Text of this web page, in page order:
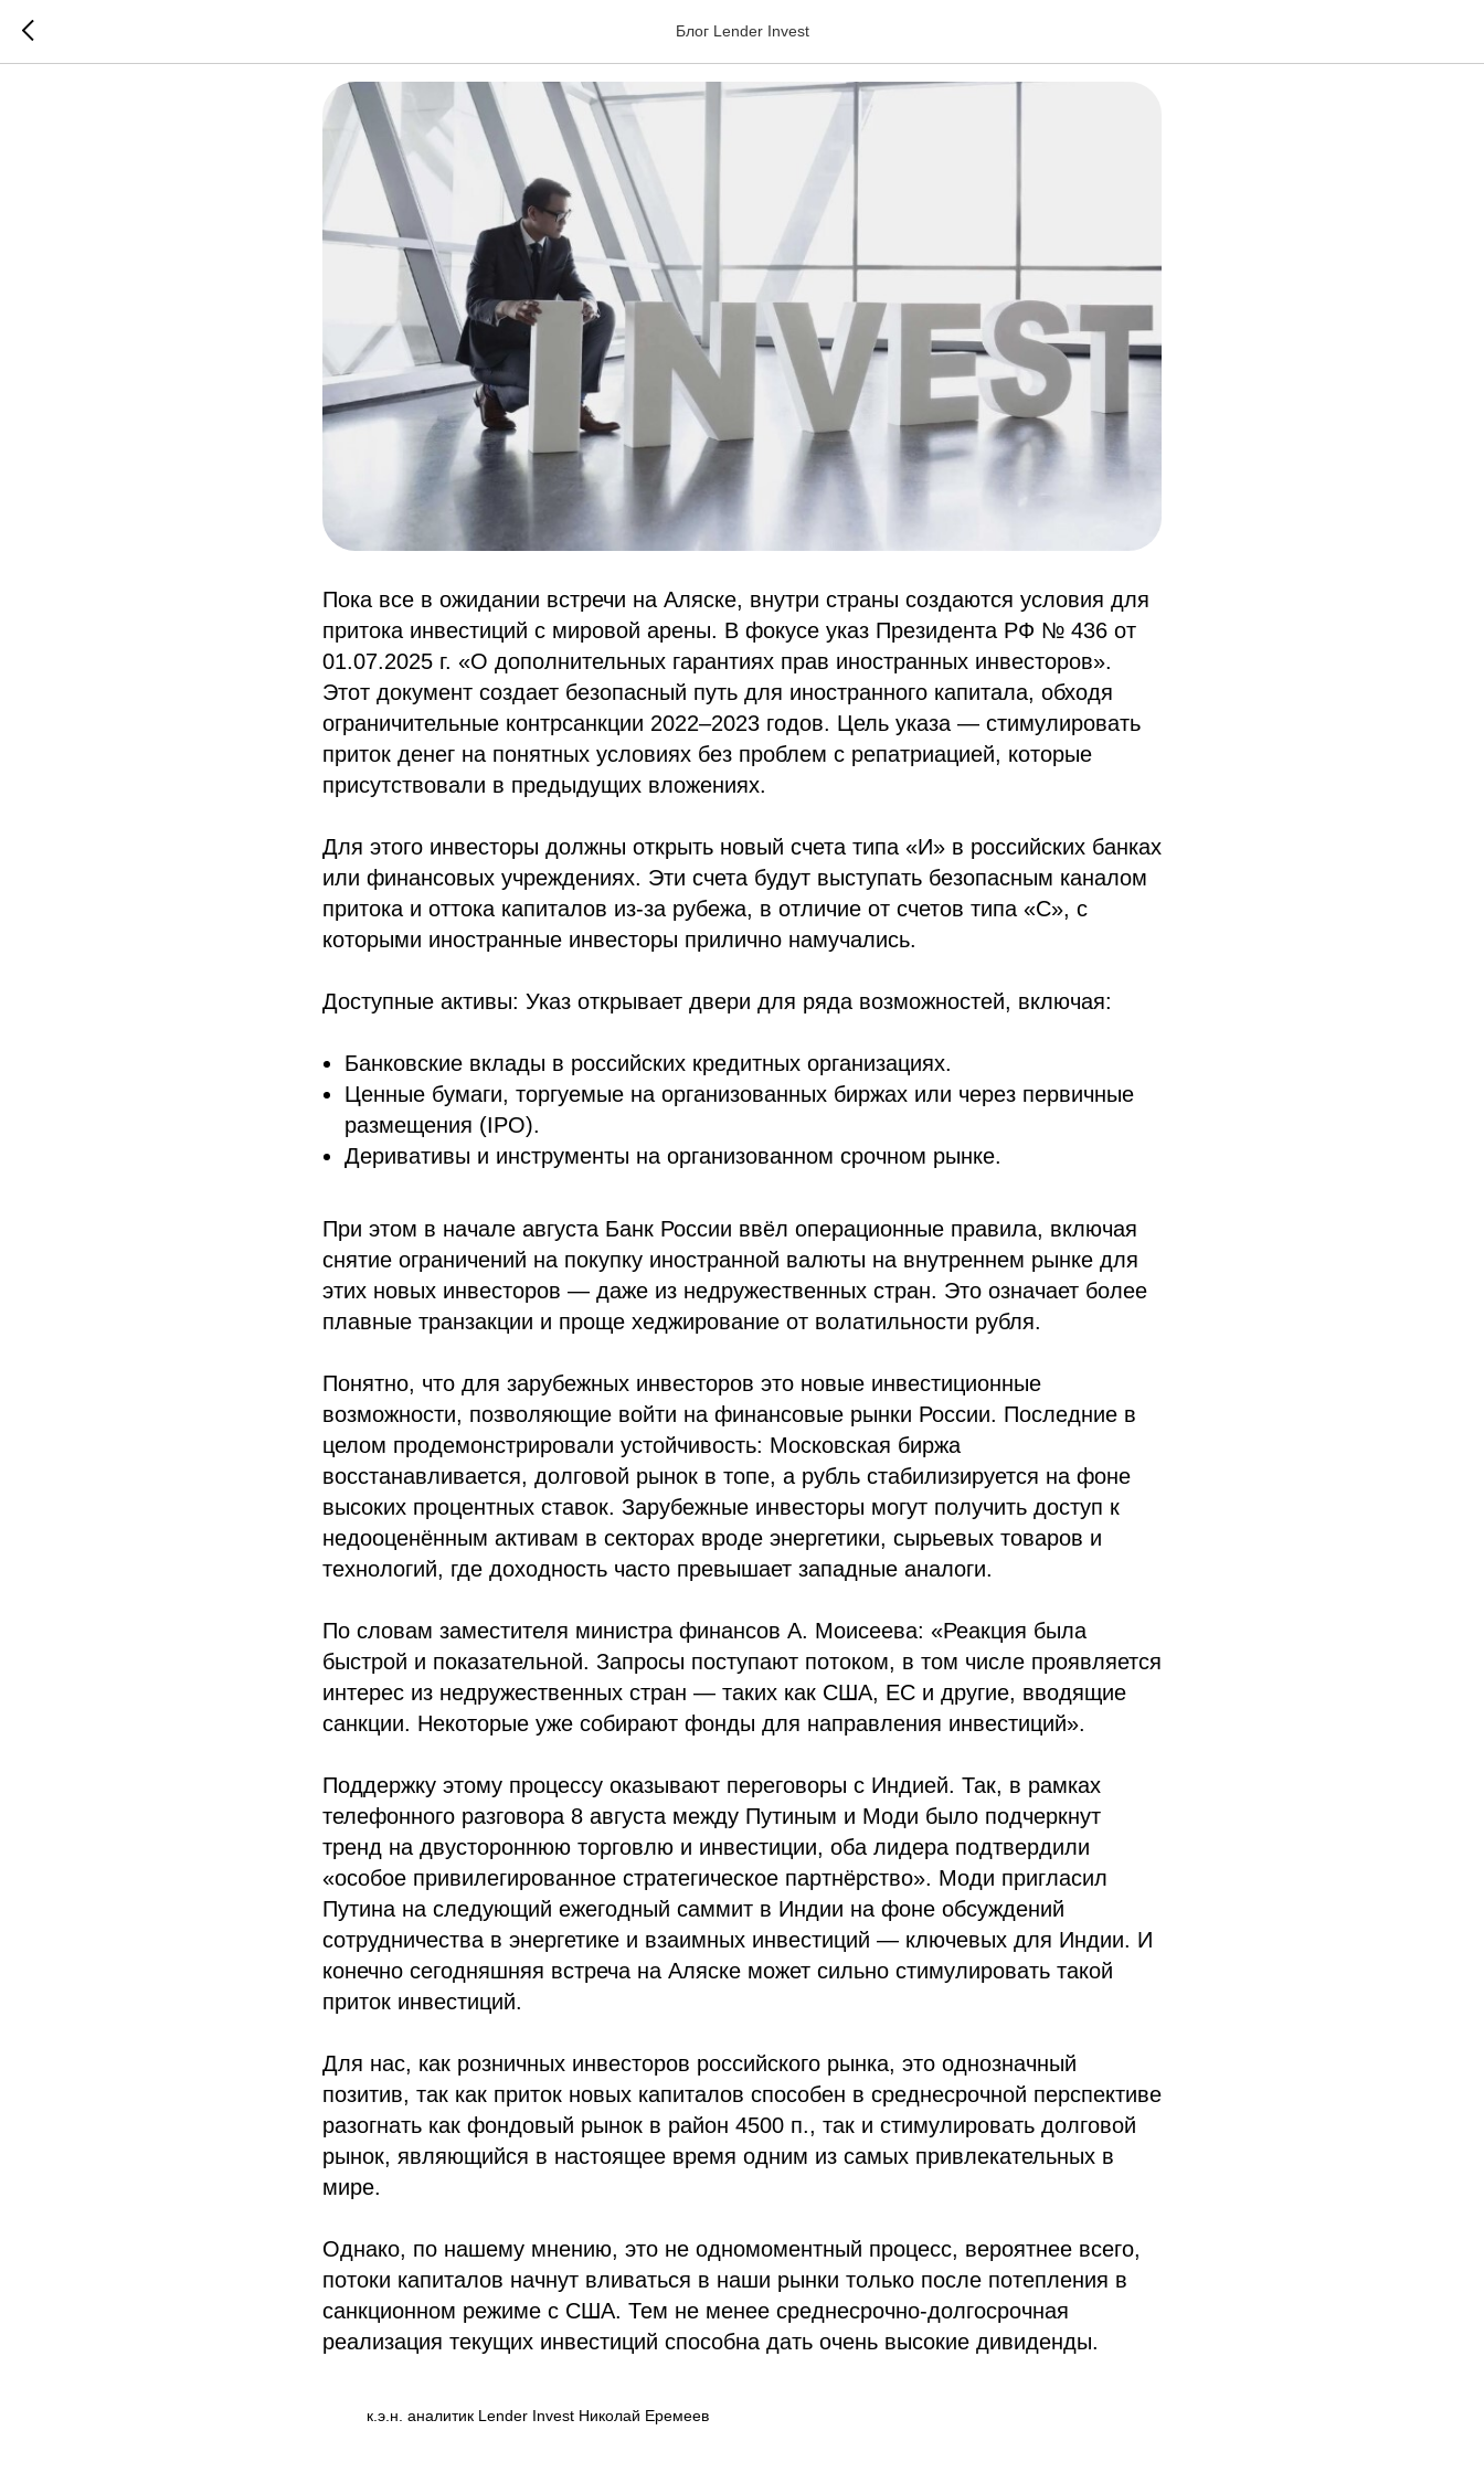
Блог Lender Invest
Пока все в ожидании встречи на Аляске, внутри страны создаются условия для
притока инвестиций с мировой арены. В фокусе указ Президента РФ № 436 от
01.07.2025 г. «О дополнительных гарантиях прав иностранных инвесторов».
Этот документ создает безопасный путь для иностранного капитала, обходя
ограничительные контрсанкции 2022–2023 годов. Цель указа — стимулировать
приток денег на понятных условиях без проблем с репатриацией, которые
присутствовали в предыдущих вложениях.
Для этого инвесторы должны открыть новый счета типа «И» в российских банках
или финансовых учреждениях. Эти счета будут выступать безопасным каналом
притока и оттока капиталов из-за рубежа, в отличие от счетов типа «С», с
которыми иностранные инвесторы прилично намучались.
Доступные активы: Указ открывает двери для ряда возможностей, включая:
Банковские вклады в российских кредитных организациях.
Ценные бумаги, торгуемые на организованных биржах или через первичные
размещения (IPO).
Деривативы и инструменты на организованном срочном рынке.
При этом в начале августа Банк России ввёл операционные правила, включая
снятие ограничений на покупку иностранной валюты на внутреннем рынке для
этих новых инвесторов — даже из недружественных стран. Это означает более
плавные транзакции и проще хеджирование от волатильности рубля.
Понятно, что для зарубежных инвесторов это новые инвестиционные
возможности, позволяющие войти на финансовые рынки России. Последние в
целом продемонстрировали устойчивость: Московская биржа
восстанавливается, долговой рынок в топе, а рубль стабилизируется на фоне
высоких процентных ставок. Зарубежные инвесторы могут получить доступ к
недооценённым активам в секторах вроде энергетики, сырьевых товаров и
технологий, где доходность часто превышает западные аналоги.
По словам заместителя министра финансов А. Моисеева: «Реакция была
быстрой и показательной. Запросы поступают потоком, в том числе проявляется
интерес из недружественных стран — таких как США, ЕС и другие, вводящие
санкции. Некоторые уже собирают фонды для направления инвестиций».
Поддержку этому процессу оказывают переговоры с Индией. Так, в рамках
телефонного разговора 8 августа между Путиным и Моди было подчеркнут
тренд на двустороннюю торговлю и инвестиции, оба лидера подтвердили
«особое привилегированное стратегическое партнёрство». Моди пригласил
Путина на следующий ежегодный саммит в Индии на фоне обсуждений
сотрудничества в энергетике и взаимных инвестиций — ключевых для Индии. И
конечно сегодняшняя встреча на Аляске может сильно стимулировать такой
приток инвестиций.
Для нас, как розничных инвесторов российского рынка, это однозначный
позитив, так как приток новых капиталов способен в среднесрочной перспективе
разогнать как фондовый рынок в район 4500 п., так и стимулировать долговой
рынок, являющийся в настоящее время одним из самых привлекательных в
мире.
Однако, по нашему мнению, это не одномоментный процесс, вероятнее всего,
потоки капиталов начнут вливаться в наши рынки только после потепления в
санкционном режиме с США. Тем не менее среднесрочно-долгосрочная
реализация текущих инвестиций способна дать очень высокие дивиденды.
к.э.н. аналитик Lender Invest Николай Еремеев